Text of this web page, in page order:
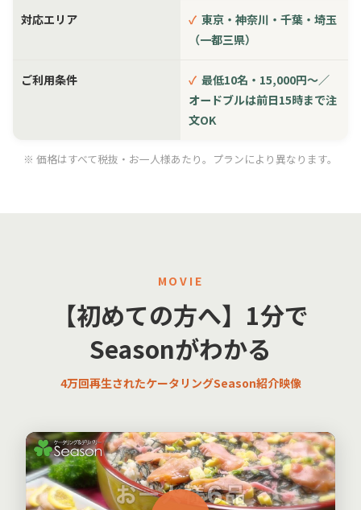
対応エリア ✓ 東京・神奈川・千葉・埼玉
（一都三県）
ご利用条件 ✓ 最低10名・15,000円〜／
オードブルは前日15時まで注
文OK
※ 価格はすべて税抜・お一人様あたり。プランにより異なります。
MOVIE
【初めての方へ】1分で
Seasonがわかる
4万回再生されたケータリングSeason紹介映像